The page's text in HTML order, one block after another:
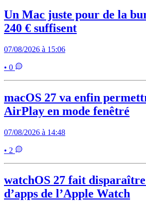
Un Mac juste pour de la
240 € suffisent
07/08/2026 à 15:06
• 0
macOS 27 va enfin
AirPlay en mode fenêtré
07/08/2026 à 14:48
• 2
watchOS 27 fait
d’apps de l’Apple Watch